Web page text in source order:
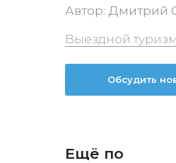
Автор: Дмитрий
Выездной туризм
Обсудить
Ещё по